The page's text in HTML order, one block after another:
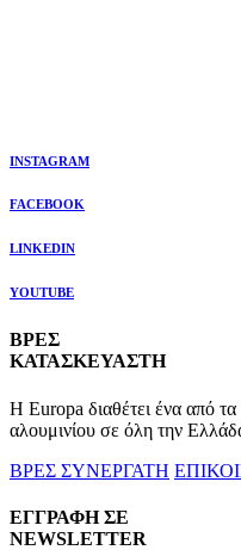
INSTAGRAM
FACEBOOK
LINKEDIN
YOUTUBE
ΒΡΕΣ
ΚΑΤΑΣΚΕΥΑΣΤΗ
Η Europa διαθέτει ένα από
αλουμινίου σε όλη την
ΒΡΕΣ ΣΥΝΕΡΓΑΤΗ
ΕΓΓΡΑΦΗ ΣΕ
NEWSLETTER